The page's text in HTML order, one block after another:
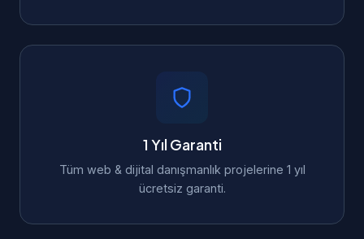
1 Yıl Garanti
Tüm web & dijital danışmanlık projelerine 1 yıl
ücretsiz garanti.